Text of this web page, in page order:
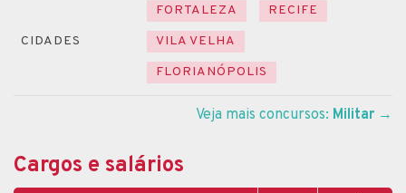
CIDADES
FORTALEZA
RECIFE
VILA VELHA
FLORIANÓPOLIS
Veja mais concursos: Militar →
Cargos e salários